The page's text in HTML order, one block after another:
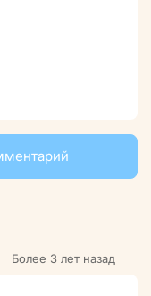
Более 3 лет назад